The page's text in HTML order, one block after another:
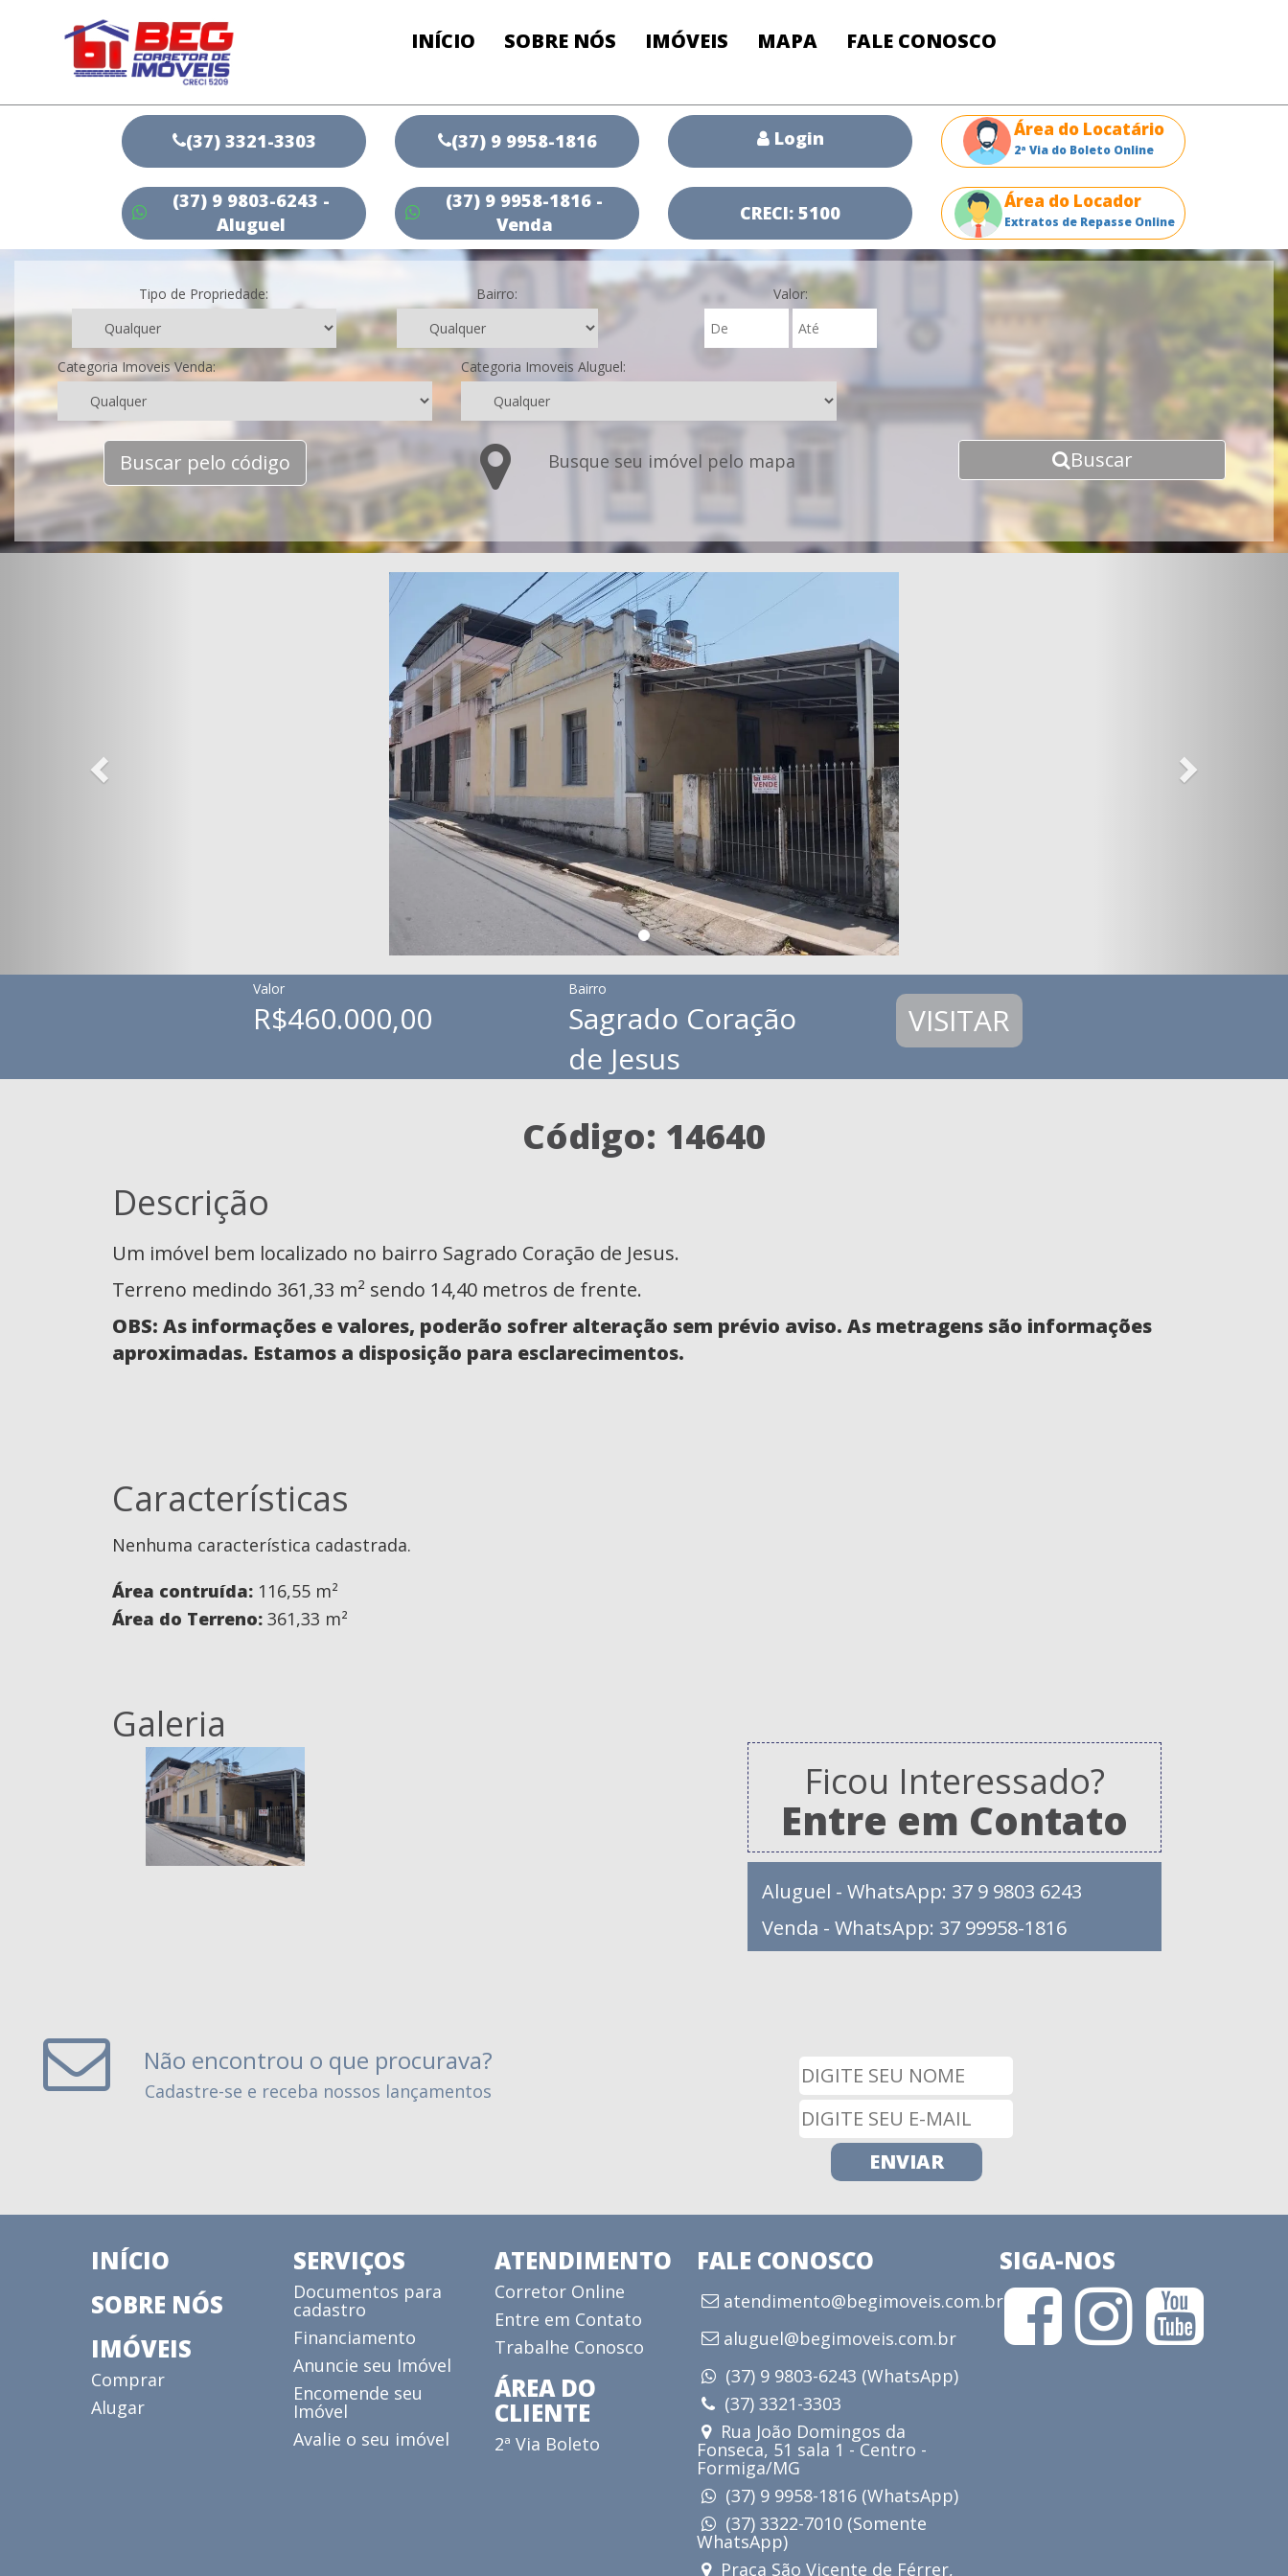
INÍCIO SOBRE NÓS IMÓVEIS MAPA FALE CONOSCO
(37) 3321-3303
(37) 9 9803-6243 -
Aluguel
(37) 9 9958-1816
(37) 9 9958-1816 -
Venda
Login
CRECI: 5100
Área do Locatário
2ª Via do Boleto Online
Área do Locador
Extratos de Repasse Online
Tipo de Propriedade: Bairro: Valor:
Categoria Imoveis Venda: Categoria Imoveis Aluguel:
Buscar pelo código Busque seu imóvel pelo mapa Buscar
Valor
R$460.000,00
Bairro
Sagrado Coração
de Jesus
VISITAR
Código: 14640
Descrição
Um imóvel bem localizado no bairro Sagrado Coração de Jesus.
Terreno medindo 361,33 m² sendo 14,40 metros de frente.
OBS: As informações e valores, poderão sofrer alteração sem prévio aviso. As metragens são informações
aproximadas. Estamos a disposição para esclarecimentos.
Características
Nenhuma característica cadastrada.
Área contruída: 116,55 m²
Área do Terreno: 361,33 m²
Galeria
Ficou Interessado?
Entre em Contato
Aluguel - WhatsApp: 37 9 9803 6243
Venda - WhatsApp: 37 99958-1816
Não encontrou o que procurava?
Cadastre-se e receba nossos lançamentos
INÍCIO
SOBRE NÓS
IMÓVEIS
Comprar
Alugar
SERVIÇOS
Documentos para
cadastro
Financiamento
Anuncie seu Imóvel
Encomende seu
Imóvel
Avalie o seu imóvel
ATENDIMENTO
Corretor Online
Entre em Contato
Trabalhe Conosco
ÁREA DO
CLIENTE
2ª Via Boleto
FALE CONOSCO
atendimento@begimoveis.com.br
aluguel@begimoveis.com.br
(37) 9 9803-6243 (WhatsApp)
(37) 3321-3303
Rua João Domingos da
Fonseca, 51 sala 1 - Centro -
Formiga/MG
(37) 9 9958-1816 (WhatsApp)
(37) 3322-7010 (Somente
WhatsApp)
Praça São Vicente de Férrer,
SIGA-NOS